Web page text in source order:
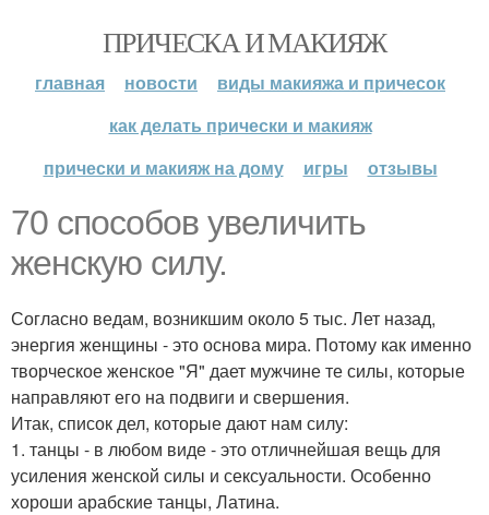
ПРИЧЕСКА И МАКИЯЖ
главная новости
виды макияжа и причесок
как делать прически и макияж
прически и макияж на дому
игры отзывы
70 способов увеличить
женскую силу.
Согласно ведам, возникшим около 5 тыс. Лет назад,
энергия женщины - это основа мира. Потому как именно
творческое женское "Я" дает мужчине те силы, которые
направляют его на подвиги и свершения.
Итак, список дел, которые дают нам силу:
1. танцы - в любом виде - это отличнейшая вещь для
усиления женской силы и сексуальности. Особенно
хороши арабские танцы, Латина.